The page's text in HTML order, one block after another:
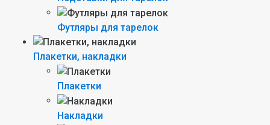
Футляры для тарелок
Плакетки, накладки
Плакетки
Накладки